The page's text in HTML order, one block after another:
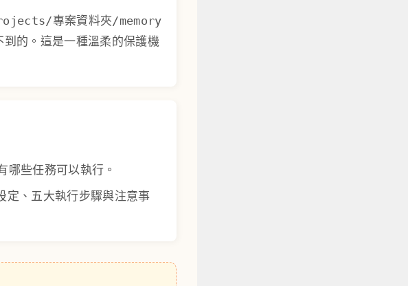
專案資料夾/memory
的。這是一種溫柔的保護機
哪些任務可以執行。
定、五大執行步驟與注意事